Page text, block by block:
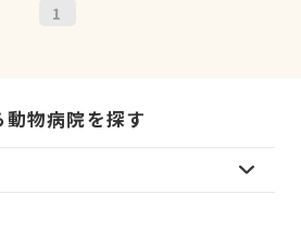
1
物病院を探す